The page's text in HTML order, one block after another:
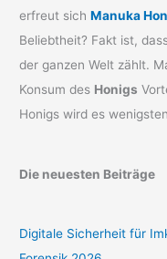
erfreut sichManuka
Beliebtheit? Fakt ist,
der ganzen Welt zählt.
Konsum des Honigs
Honigs wird es
Die neuesten Beiträge
Digitale Sicherheit für